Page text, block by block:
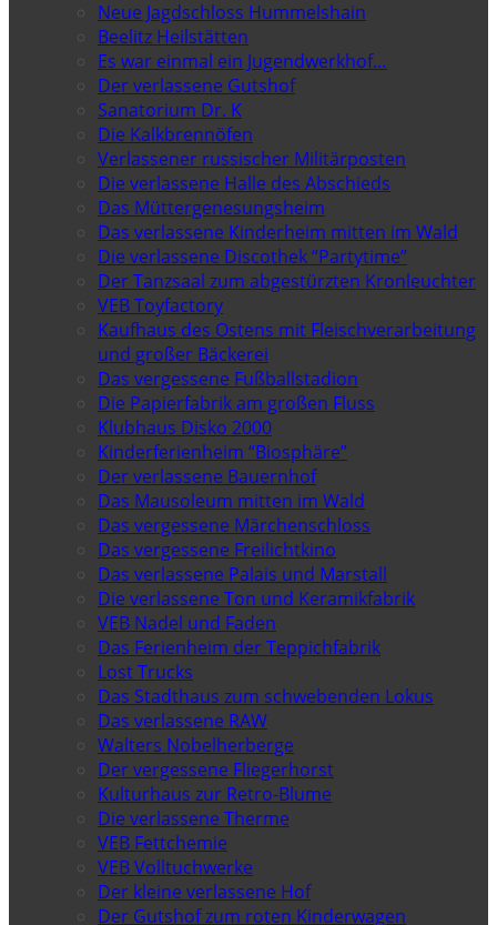
Neue Jagdschloss Hummelshain
Beelitz Heilstätten
Es war einmal ein Jugendwerkhof…
Der verlassene Gutshof
Sanatorium Dr. K
Die Kalkbrennöfen
Verlassener russischer Militärposten
Die verlassene Halle des Abschieds
Das Müttergenesungsheim
Das verlassene Kinderheim mitten im Wald
Die verlassene Discothek “Partytime”
Der Tanzsaal zum abgestürzten Kronleuchter
VEB Toyfactory
Kaufhaus des Ostens mit Fleischverarbeitung
und großer Bäckerei
Das vergessene Fußballstadion
Die Papierfabrik am großen Fluss
Klubhaus Disko 2000
Kinderferienheim “Biosphäre”
Der verlassene Bauernhof
Das Mausoleum mitten im Wald
Das vergessene Märchenschloss
Das vergessene Freilichtkino
Das verlassene Palais und Marstall
Die verlassene Ton und Keramikfabrik
VEB Nadel und Faden
Das Ferienheim der Teppichfabrik
Lost Trucks
Das Stadthaus zum schwebenden Lokus
Das verlassene RAW
Walters Nobelherberge
Der vergessene Fliegerhorst
Kulturhaus zur Retro-Blume
Die verlassene Therme
VEB Fettchemie
VEB Volltuchwerke
Der kleine verlassene Hof
Der Gutshof zum roten Kinderwagen